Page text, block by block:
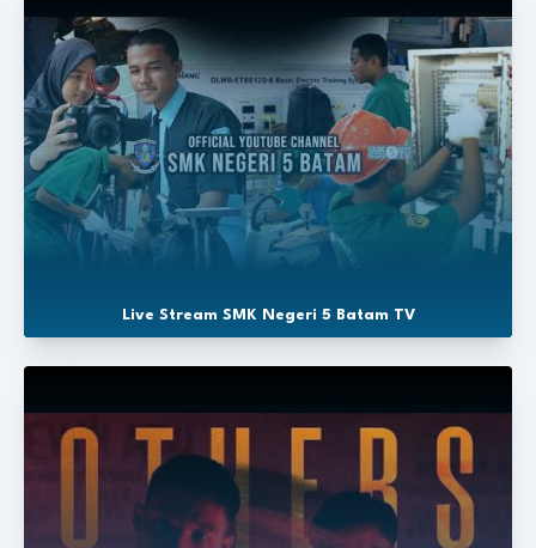
Live Stream SMK Negeri 5 Batam TV